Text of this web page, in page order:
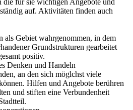
auf. Aktivitäten finden auch
als Gebiet wahrgenommen, in dem
Grundstrukturen gearbeitet
positiv.
Denken und Handeln
an den sich möglchst viele
Hilfen und Angebote berühren
und stiften eine Verbundenheit